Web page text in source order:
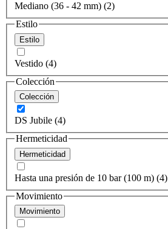
Mediano (36 - 42 mm) (2)
Estilo
Estilo
Vestido (4)
Colección
Colección
DS Jubile (4)
Hermeticidad
Hermeticidad
Hasta una presión de 10 bar (100 m) (4)
Movimiento
Movimiento